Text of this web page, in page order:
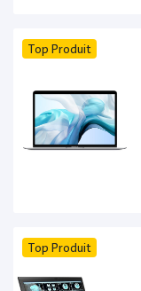
Top Produit
Top Produit